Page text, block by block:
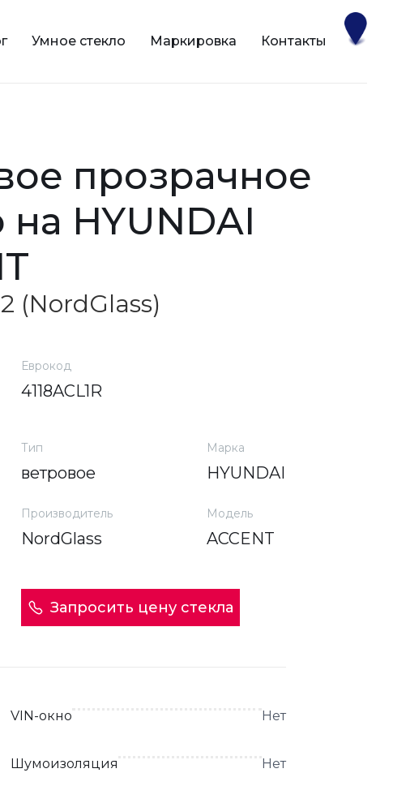
Умное стекло Маркировка Контакты
на HYUNDAI
(NordGlass)
Еврокод
4118ACL1R
Тип
ветровое
Марка
HYUNDAI
Производитель
NordGlass
Модель
ACCENT
Запросить цену стекла
VIN-окно Нет
Шумоизоляция Нет